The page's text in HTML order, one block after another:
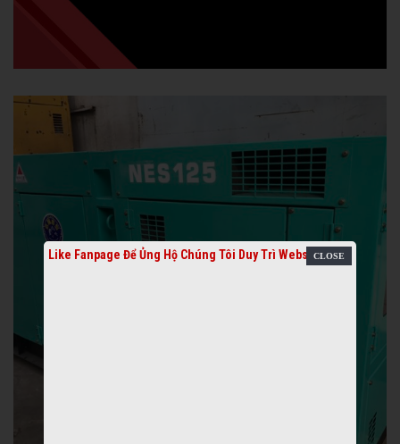
Like Fanpage Để Ủng Hộ Chúng Tôi Duy Trì Website